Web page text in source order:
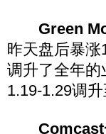
Green
昨天盘后暴
调升了全年的
1.19-1.29调